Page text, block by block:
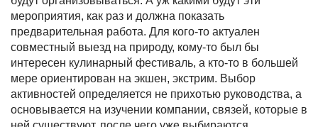
мероприятия, как раз и должна показать
предварительная работа. Для кого-то актуален
совместный выезд на природу, кому-то был бы
интересен кулинарный фестиваль, а кто-то в большей
мере ориентирован на экшен, экстрим. Выбор
активностей определяется не прихотью руководства, а
основывается на изучении компании, связей, которые в